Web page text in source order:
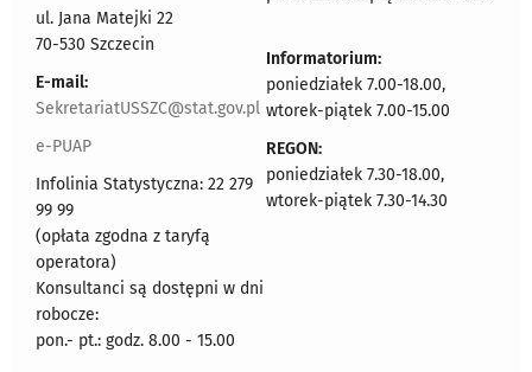
ul. Jana Matejki 22
70-530 Szczecin
E-mail:
SekretariatUSSZC@stat.gov.pl
e-PUAP
Infolinia Statystyczna: 22 279
99 99
(opłata zgodna z taryfą
operatora)
Konsultanci są dostępni w dni
robocze:
pon.- pt.: godz. 8.00 - 15.00
Informatorium:
poniedziałek 7.00-18.00,
wtorek-piątek 7.00-15.00
REGON:
poniedziałek 7.30-18.00,
wtorek-piątek 7.30-14.30